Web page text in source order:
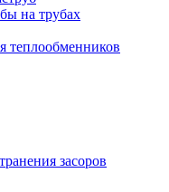
на трубах
теплообменников
засоров